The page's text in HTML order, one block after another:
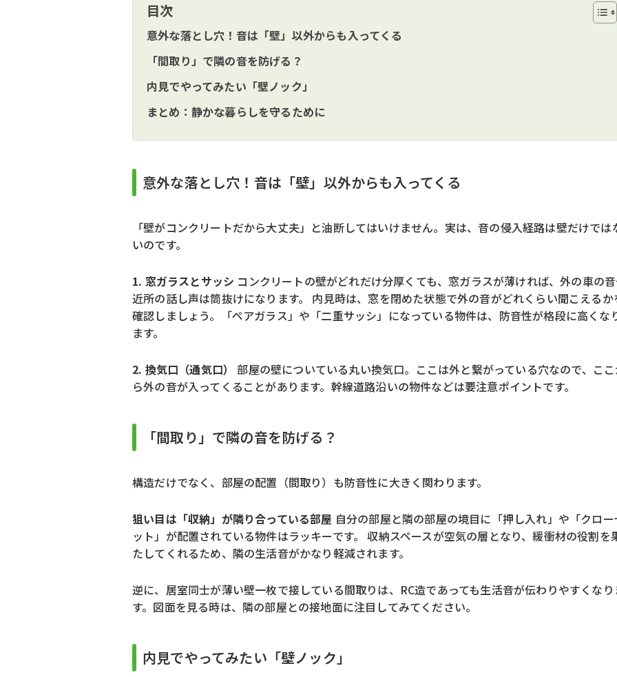
目次
意外な落とし穴！音は「壁」以外からも入ってくる
「間取り」で隣の音を防げる？
内見でやってみたい「壁ノック」
まとめ：静かな暮らしを守るために
意外な落とし穴！音は「壁」以外からも入ってくる
「壁がコンクリートだから大丈夫」と油断してはいけません。実は、音の侵入経路は壁だけでは
いのです。
1. 窓ガラスとサッシ コンクリートの壁がどれだけ分厚くても、窓ガラスが薄ければ、外の車の
近所の話し声は筒抜けになります。 内見時は、窓を閉めた状態で外の音がどれくらい聞こえるか
確認しましょう。「ペアガラス」や「二重サッシ」になっている物件は、防音性が格段に高くな
ます。
2. 換気口（通気口）
部屋の壁についている丸い換気口。ここは外と繋がっている穴なので、こ
ら外の音が入ってくることがあります。幹線道路沿いの物件などは要注意ポイントです。
「間取り」で隣の音を防げる？
構造だけでなく、部屋の配置（間取り）も防音性に大きく関わります。
狙い目は「収納」が隣り合っている部屋 自分の部屋と隣の部屋の境目に「押し入れ」や「クロー
ット」が配置されている物件はラッキーです。 収納スペースが空気の層となり、緩衝材の役割を
たしてくれるため、隣の生活音がかなり軽減されます。
逆に、居室同士が薄い壁一枚で接している間取りは、RC造であっても生活音が伝わりやすくなり
す。図面を見る時は、隣の部屋との接地面に注目してみてください。
内見でやってみたい「壁ノック」